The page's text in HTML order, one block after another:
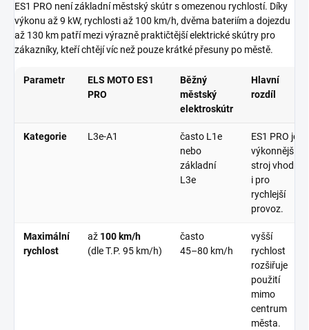
ES1 PRO není základní městský skútr s omezenou rychlostí. Díky
výkonu až9 kW, rychlosti až 100 km/h, dvěma bateriím a dojezdu
až 130 km patří mezi výrazně praktičtější elektrické skútry pro
zákazníky, kteří chtějí víc než pouze krátké přesuny po městě.
Parametr
ELS MOTO ES1
PRO
Běžný
městský
elektroskútr
Hlavní
rozdíl
Kategorie L3e-A1
často L1e
nebo
základní
L3e
ES1 PRO je
výkonnější
stroj vhodný
i pro
rychlejší
provoz.
Maximální
rychlost
až 100 km/h
(dle T.P. 95 km/h)
často
45–80 km/h
vyšší
rychlost
rozšiřuje
použití
mimo
centrum
města.